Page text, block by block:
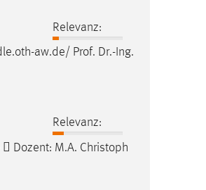
Relevanz:
.oth-aw.de/ Prof. Dr.-Ing.
Relevanz:
Dozent: M.A. Christoph